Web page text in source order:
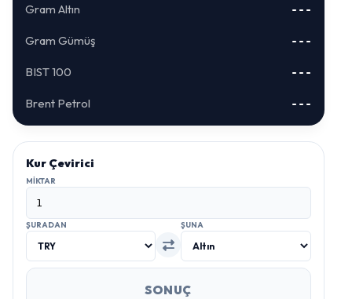
Gram Altın ---
Gram Gümüş ---
BIST 100 ---
Brent Petrol ---
Kur Çevirici
MIKTAR
ŞURADAN ŞUNA
SONUÇ